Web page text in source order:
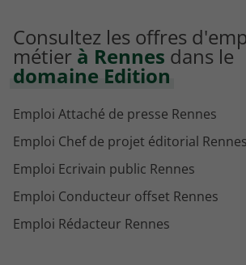
Consultez les offres
métier à Rennes dans le
domaine Edition
Emploi Attaché de presse Rennes
Emploi Chef de projet éditorial Rennes
Emploi Ecrivain public Rennes
Emploi Conducteur offset Rennes
Emploi Rédacteur Rennes